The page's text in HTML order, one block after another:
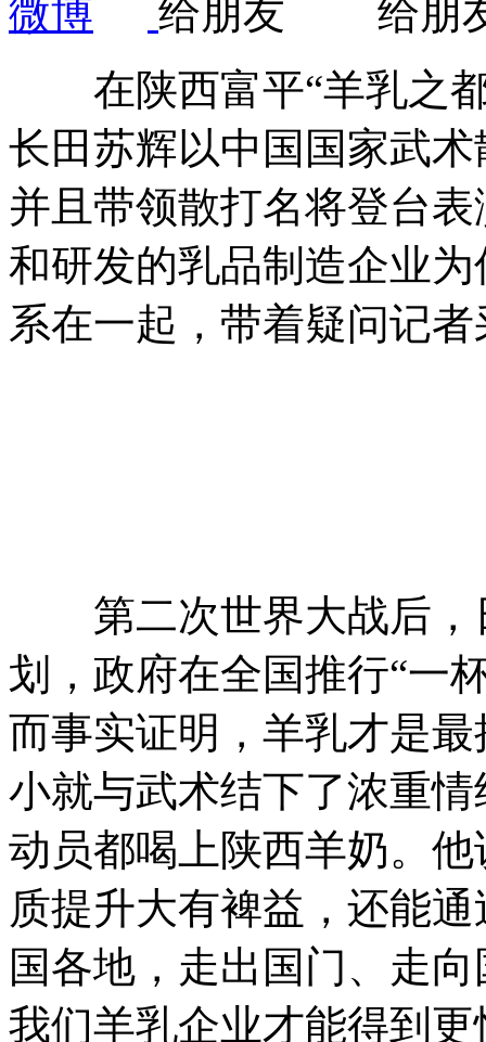
在陕西富平“羊乳之都
长田苏辉以中国国家武
并且带领散打名将登台
和研发的乳品制造企业
系在一起，带着疑问记
第二次世界大战后，
划，政府在全国推行“一
而事实证明，羊乳才是
小就与武术结下了浓重
动员都喝上陕西羊奶。
质提升大有裨益，还能
国各地，走出国门、走
我们羊乳企业才能得到更